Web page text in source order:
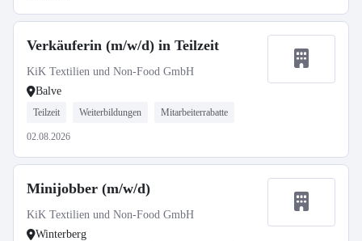
Verkäuferin (m/w/d) in Teilzeit
KiK Textilien und Non-Food GmbH
Balve
Teilzeit Weiterbildungen Mitarbeiterrabatte
02.08.2026
Minijobber (m/w/d)
KiK Textilien und Non-Food GmbH
Winterberg